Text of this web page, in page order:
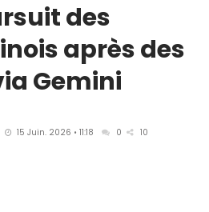
des
après des
Gemini
15 Juin. 2026 • 11:18 0 10